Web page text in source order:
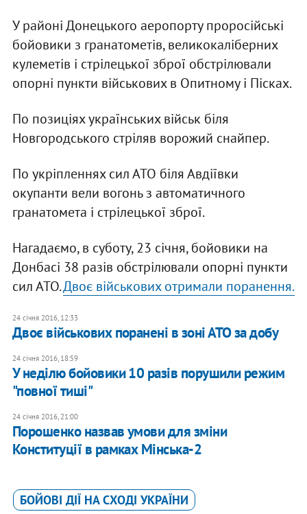
У районі Донецького аеропорту проросійські
бойовики з гранатометів, великокаліберних
кулеметів і стрілецької зброї обстрілювали
опорні пункти військових в Опитному і Пісках.
По позиціях українських військ біля
Новгородського стріляв ворожий снайпер.
По укріпленнях сил АТО біля Авдіївки
окупанти вели вогонь з автоматичного
гранатомета і стрілецької зброї.
Нагадаємо, в суботу, 23 січня, бойовики на
Донбасі 38 разів обстрілювали опорні пункти
сил АТО.Двоє військових отримали поранення.
24 січня 2016, 12:33
Двоє військових поранені в зоні АТО за добу
24 січня 2016, 18:59
У неділю бойовики 10 разів порушили режим
"повної тиші"
24 січня 2016, 21:00
Порошенко назвав умови для зміни
Конституції в рамках Мінська-2
БОЙОВІ ДІЇ НА СХОДІ УКРАЇНИ